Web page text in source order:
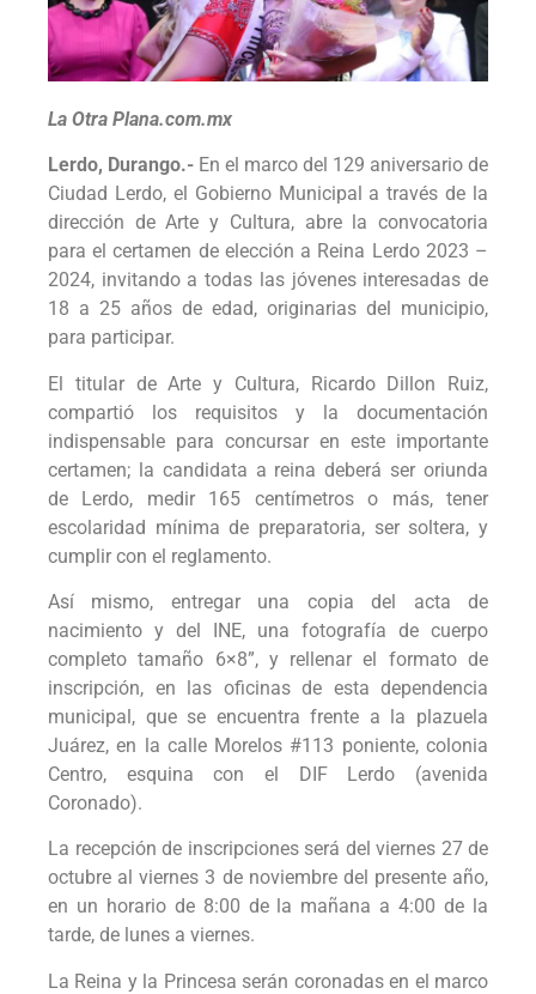
La Otra Plana.com.mx
Lerdo, Durango.- En el marco del 129 aniversario de
Ciudad Lerdo, el Gobierno Municipal a través de la
dirección de Arte y Cultura, abre la convocatoria
para el certamen de elección a Reina Lerdo 2023 –
2024, invitando a todas las jóvenes interesadas de
18 a 25 años de edad, originarias del municipio,
para participar.
El titular de Arte y Cultura, Ricardo Dillon Ruiz,
compartió los requisitos y la documentación
indispensable para concursar en este importante
certamen; la candidata a reina deberá ser oriunda
de Lerdo, medir 165 centímetros o más, tener
escolaridad mínima de preparatoria, ser soltera, y
cumplir con el reglamento.
Así mismo, entregar una copia del acta de
nacimiento y del INE, una fotografía de cuerpo
completo tamaño 6×8”, y rellenar el formato de
inscripción, en las oficinas de esta dependencia
municipal, que se encuentra frente a la plazuela
Juárez, en la calle Morelos #113 poniente, colonia
Centro, esquina con el DIF Lerdo (avenida
Coronado).
La recepción de inscripciones será del viernes 27 de
octubre al viernes 3 de noviembre del presente año,
en un horario de 8:00 de la mañana a 4:00 de la
tarde, de lunes a viernes.
La Reina y la Princesa serán coronadas en el marco